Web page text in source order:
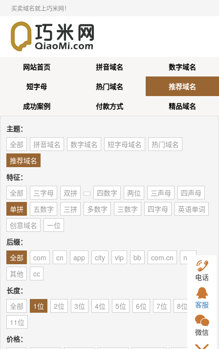
买卖域名就上巧米网！
网站首页 拼音域名
数字域名
短字母
热门域名
推荐域名
成功案例
付款方式 精品域名
主题：
全部
拼音域名 数字域名 短字母域名
热门域名
推荐域名
特征：
全部
三字母 双拼 四数字 两位 三声母
四声母
单拼
五数字 三拼 多数字 三数字 四字母
英语单词
创意域名
一位
后缀：
全部
com cn app city vip bb com.cn
net
其他
cc
长度：
全部
1位 2位 3位 4位 5位 6位 7位 8位
9位
11位
价格：
电话
客服
微信